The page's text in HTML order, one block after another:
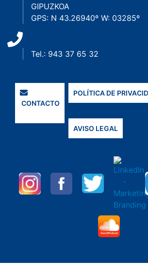
GIPUZKOA
GPS: N 43.26940º W: 03285º
Tel.: 943 37 65 32
CONTACTO
POLÍTICA DE
AVISO LEGAL